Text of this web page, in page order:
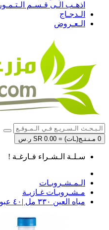
اذهـب الـى قـسـم الـتـمـور
الـدجـاج
الـعـروض
0 مـنـتـج(ـات) = SR 0.00 ر.س
سـلـة الـشـراء فـارغـة !
الـمـشـروبـات
مـشـروبـات غـازيـة
مياه العين ٣٣٠ مل |٤٠ عبوة |